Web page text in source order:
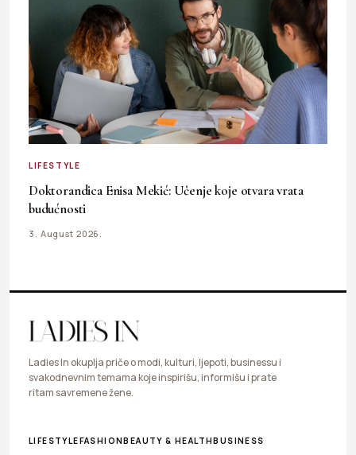
LIFESTYLE
Doktorandica Enisa Mekić: Učenje koje otvara vrata
budućnosti
3. August 2026.
Ladies In okuplja priče o modi, kulturi, ljepoti, businessu i
svakodnevnim temama koje inspirišu, informišu i prate
ritam savremene žene.
LIFESTYLEFASHIONBEAUTY & HEALTHBUSINESS